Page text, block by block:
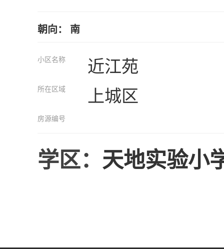
朝向： 南
小区名称 近江苑
所在区域 上城区
房源编号
学区： 天地实验小